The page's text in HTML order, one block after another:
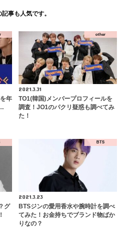
事も人気です。
年
other
2021.3.31
TO1(韓国)メンバープロフィールを
調査！JO1のパクリ疑惑も調べてみ
た！
グ
BTS
2021.3.23
BTSジンの愛用香水や腕時計を調べ
てみた！お金持ちでブランド物ばか
りなの？